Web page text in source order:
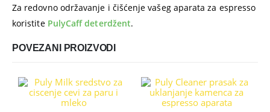
Za redovno održavanje i čišćenje vašeg aparata za espresso
koristite PulyCaff deterdžent.
POVEZANI PROIZVODI